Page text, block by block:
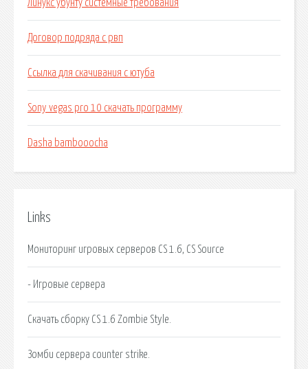
Линукс убунту системные требования
Договор подряда с рвп
Ссылка для скачивания с ютуба
Sony vegas pro 10 скачать программу
Dasha bambooocha
Links
Мониторинг игровых серверов CS 1.6, CS Source
- Игровые сервера
Скачать сборку CS 1.6 Zombie Style.
Зомби сервера counter strike.